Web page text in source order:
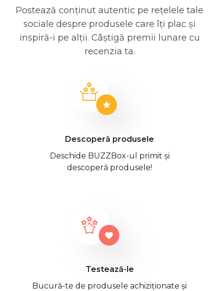
Postează conținut autentic pe rețelele tale
sociale despre produsele care îți plac și
inspiră-i pe alții. Câștigă premii lunare cu
recenzia ta.
Descoperă produsele
Deschide BUZZBox-ul primit și
descoperă produsele!
Testează-le
Bucură-te de produsele achiziționate și